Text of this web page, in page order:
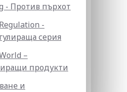
- Против пърхот
-
серия
–
продукти
и